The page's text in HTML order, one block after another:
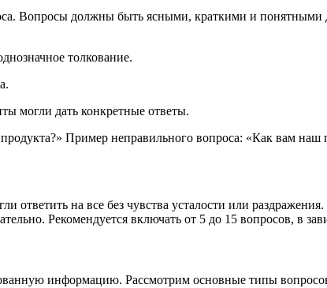
Вопросы должны быть ясными, краткими и понятными
толкование.
могли дать конкретные ответы.
Пример неправильного вопроса: «Как вам наш
ответить на все без чувства усталости или
Рекомендуется включать от 5 до 15 вопросов, в
информацию. Рассмотрим основные типы